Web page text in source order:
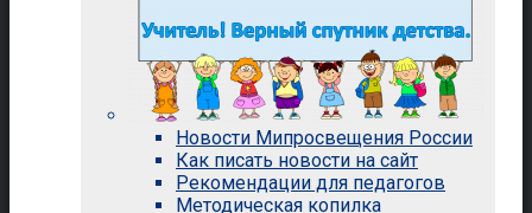
Новости Мипросвещения России
Как писать новости на сайт
Рекомендации для педагогов
Методическая копилка